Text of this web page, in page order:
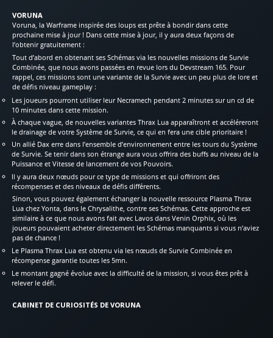
VORUNA
Voruna, la Warframe inspirée des loups est prête à bondir dans cette
prochaine mise à jour ! Dans cette mise à jour, il y aura deux façons de
l’obtenir gratuitement :
Tout d’abord en obtenant ses Schémas via les nouvelles missions de Survie
Combinée, que nous avons passées en revue lors du Devstream 165. Pour
rappel, ces missions sont une variante de la Survie avec un peu plus de lore et
de défis niveau gameplay :
Les joueurs pourront utiliser leur Necramech pendant 2 minutes sur un cd de
10 minutes dans cette mission.
À chaque vague, de nouvelles variantes Thrax Lua apparaîtront et accéléreront
le drainage de votre Système de Survie, ce qui en fera une cible prioritaire !
Un allié Dax erre dans l’ensemble d’environnement entre les tours du Système
de Survie. Se tenir dans son étrange aura vous offrira des buffs au niveau de la
Puissance et Vitesse de lancement de vos Pouvoirs.
Il y aura deux nœuds pour ce type de missions et qui offriront des
récompenses et des niveaux de défis différents.
Sinon, vous pouvez également échanger la nouvelle ressource Plasma Thrax
Lua chez Yonta, dans le Chrysalithe, contre ses Schémas. Cette approche est
similaire à ce que nous avons fait avec Lavos dans Venin Orphix, où les
joueurs pouvaient acheter directement les Schémas manquants si vous n’aviez
pas de chance !
Le Plasma Thrax Lua est obtenu via les nœuds de Survie Combinée en
récompense garantie toutes les 5mn.
Le montant gagné évolue avec la difficulté de la mission, si vous êtes prêt à
relever le défi.
CABINET DE CURIOSITÉS DE VORUNA